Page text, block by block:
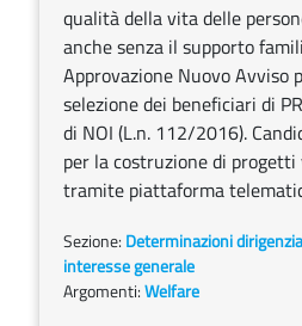
qualità della vita delle
anche senza il supporto
Approvazione Nuovo Avviso
selezione dei beneficiari di
di NOI (L.n. 112/2016).
per la costruzione di
tramite piattaforma
Sezione: Determinazioni
interesse generale
Argomenti:Welfare